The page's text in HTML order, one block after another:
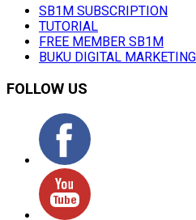
SB1M SUBSCRIPTION
TUTORIAL
FREE MEMBER SB1M
BUKU DIGITAL MARKETING
FOLLOW US